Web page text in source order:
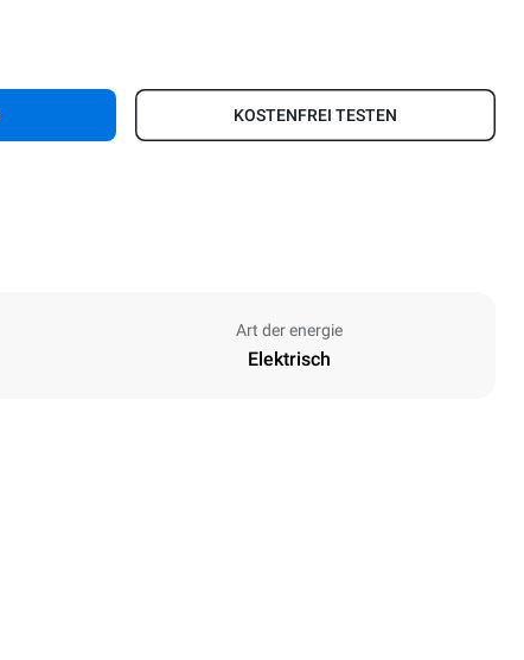
KOSTENFREI TESTEN
Art der energie
Elektrisch